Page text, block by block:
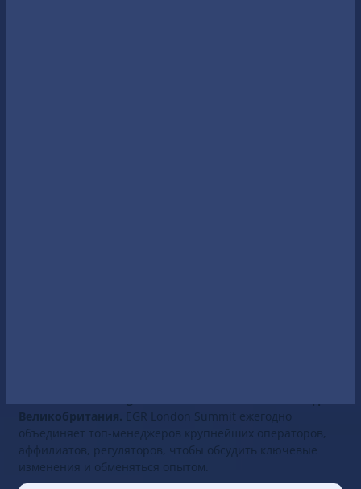
Великобритания. EGR London Summit ежегодно
объединяет топ-менеджеров крупнейших операторов,
аффилиатов, регуляторов, чтобы обсудить ключевые
изменения и обменяться опытом.